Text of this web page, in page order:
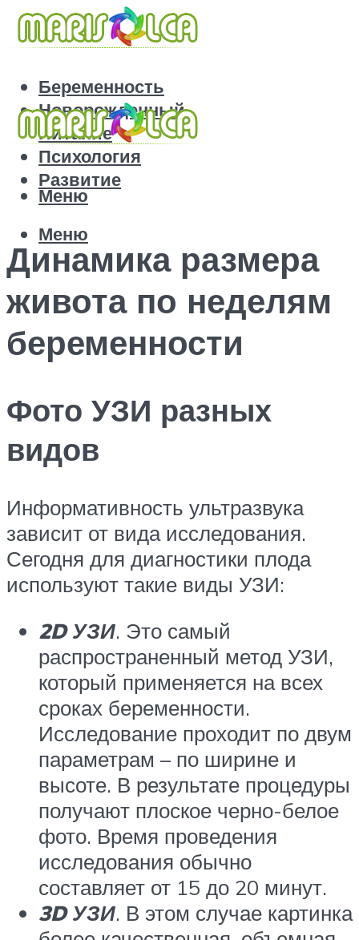
Беременность
Новорожденный
Питание
Психология
Развитие
Меню
Меню
Динамика размера
живота по неделям
беременности
Фото УЗИ разных
видов
Информативность ультразвука
зависит от вида исследования.
Сегодня для диагностики плода
используют такие виды УЗИ:
2D УЗИ. Это самый
распространенный метод УЗИ,
который применяется на всех
сроках беременности.
Исследование проходит по двум
параметрам – по ширине и
высоте. В результате процедуры
получают плоское черно-белое
фото. Время проведения
исследования обычно
составляет от 15 до 20 минут.
3D УЗИ. В этом случае картинка